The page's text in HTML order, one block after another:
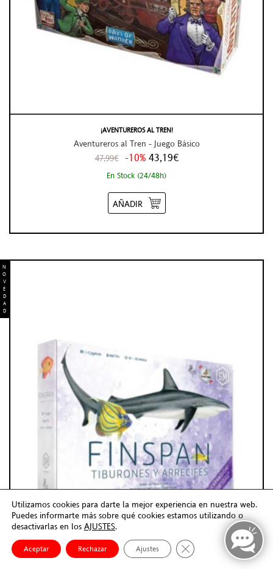
¡AVENTUREROS AL TREN!
Aventureros al Tren - Juego Básico
47,99€ -10% 43,19€
En Stock (24/48h)
AÑADIR
N
O
V
E
D
A
D
Utilizamos cookies para darte la mejor experiencia en nuestra web.
Puedes informarte más sobre qué cookies estamos utilizando o
desactivarlas en los AJUSTES.
Aceptar Rechazar Ajustes Cerrar el banner de